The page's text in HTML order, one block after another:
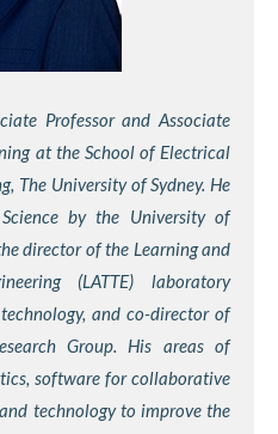
Professor and Associate
at the School of Electrical
The University of Sydney. He
by the University of
director of the Learning and
(LATTE) laboratory
and co-director of
Group. His areas of
software for collaborative
technology to improve the